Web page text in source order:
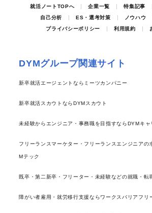
就活ノートTOPへ 企業一覧 特集記事
自己分析
ES・選考対策 ノウハウ
プライバシーポリシー
利用規約
DYMグループ関連サイト
新卒就活エージェントならミーツカンパニー
新卒就活スカウトならDYMスカウト
未経験からエンジニア・事務職を目指すならDYMキャ
フリーランスマーケター・フリーランスエンジニアの
Mテック
既卒・第二新卒・フリーター・未経験などの就職・転
障がい者雇用・就労移行支援ならワークスバリアフリ